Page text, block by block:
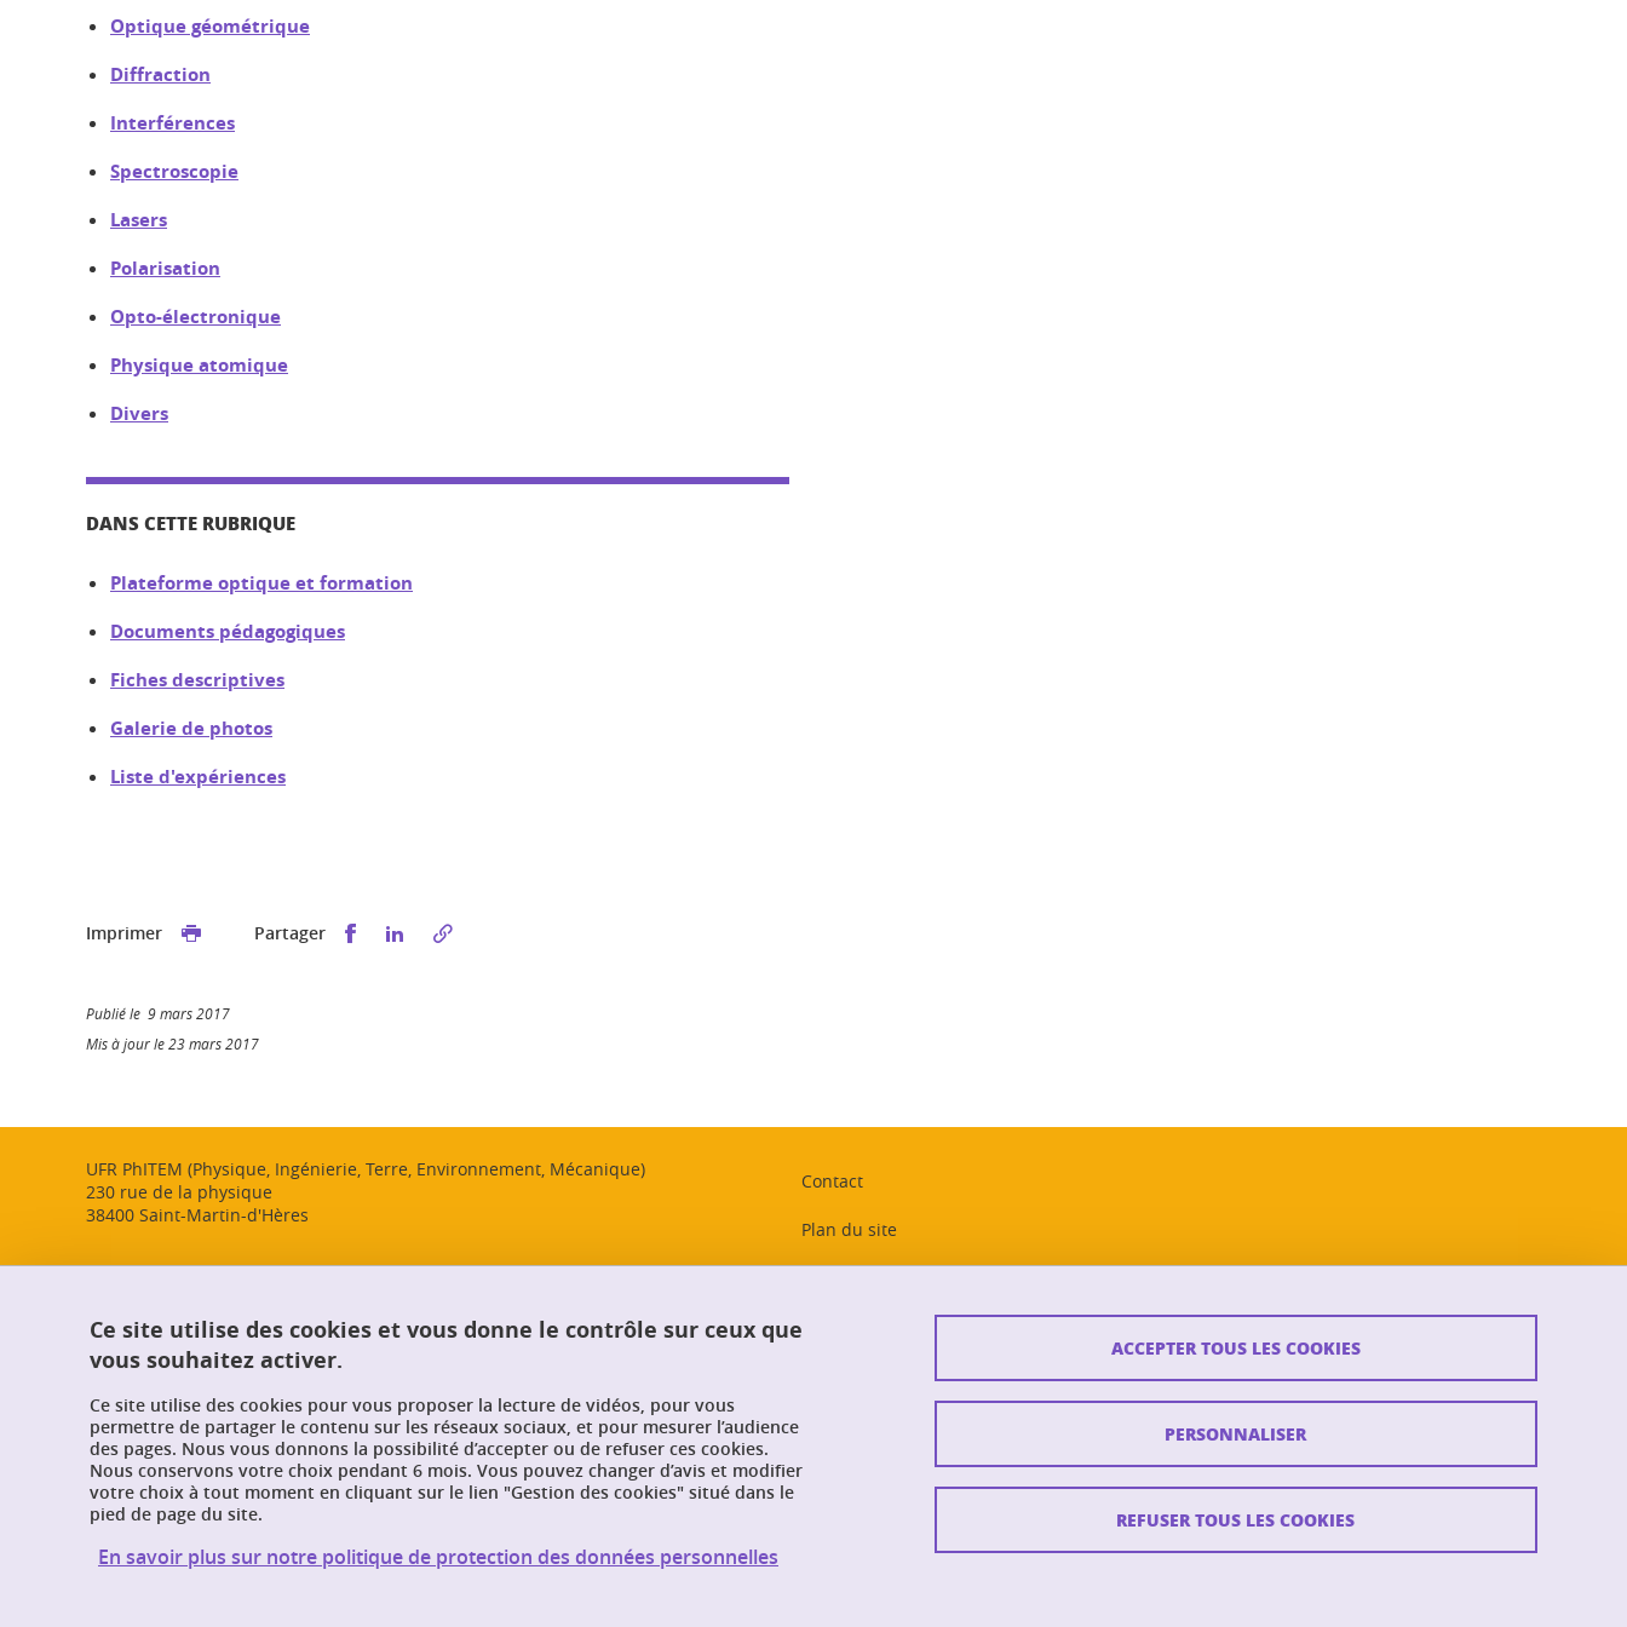
Optique géométrique
Diffraction
Interférences
Spectroscopie
Lasers
Polarisation
Opto-électronique
Physique atomique
Divers
DANS CETTE RUBRIQUE
Plateforme optique et formation
Documents pédagogiques
Fiches descriptives
Galerie de photos
Liste d'expériences
Imprimer Partager Partager sur Facebook
Partager sur LinkedIn
Publié le 9 mars 2017
Mis à jour le 23 mars 2017
UFR PhITEM (Physique, Ingénierie, Terre, Environnement, Mécanique)
230 rue de la physique
38400 Saint-Martin-d'Hères
Contact
Plan du site
Données personnelles
Gestion des cookies
Ce site utilise des cookies et vous donne le contrôle sur ceux que
vous souhaitez activer.
Ce site utilise des cookies pour vous proposer la lecture de vidéos, pour vous
permettre de partager le contenu sur les réseaux sociaux, et pour mesurer l’audience
des pages. Nous vous donnons la possibilité d’accepter ou de refuser ces cookies.
Nous conservons votre choix pendant 6 mois. Vous pouvez changer d’avis et modifier
votre choix à tout moment en cliquant sur le lien "Gestion des cookies" situé dans le
pied de page du site.
En savoir plus sur notre politique de protection des données personnelles
ACCEPTER TOUS LES COOKIES
REFUSER TOUS LES COOKIES
PERSONNALISER